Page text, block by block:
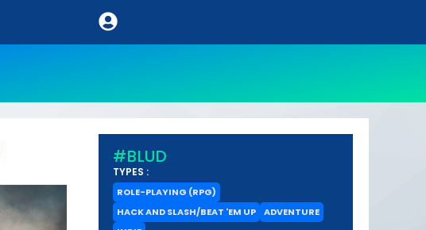
#BLUD
TYPES :
ROLE-PLAYING (RPG)
HACK AND SLASH/BEAT 'EM UP
ADVENTURE